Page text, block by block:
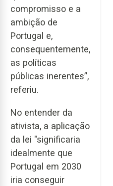
compromisso e a
ambição de
Portugal e,
consequentemente,
as políticas
públicas inerentes”,
referiu.
No entender da
ativista, a aplicação
da lei "significaria
idealmente que
Portugal em 2030
iria conseguir